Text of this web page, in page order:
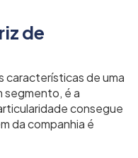
de
características de uma
segmento, é a
consegue
da companhia é